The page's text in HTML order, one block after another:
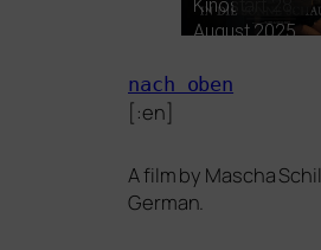
Kinostart 28.
August 2025
nach oben
[:en]
A film by Mascha
German.